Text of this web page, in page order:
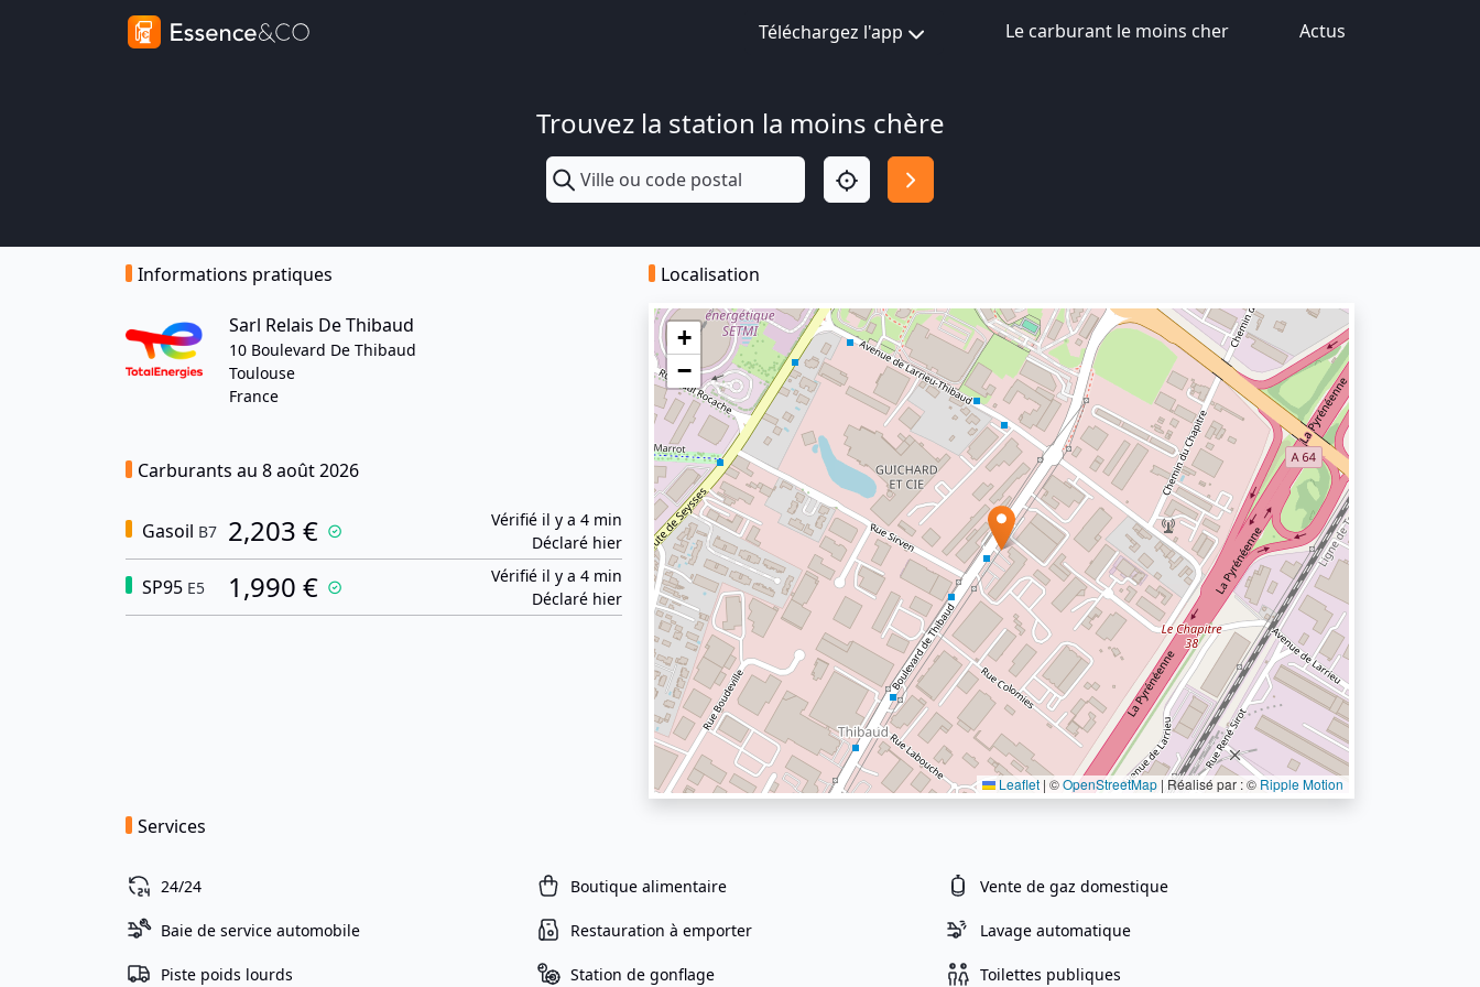
Téléchargez l'app Le carburant le moins cher Actus
Trouvez la station la moins chère
Informations pratiques
Sarl Relais De Thibaud
10 Boulevard De Thibaud
Toulouse
France
Carburants au 8 août 2026
Gasoil B7 2,203 €
Vérifié il y a 4 min
Déclaré hier
SP95 E5 1,990 €
Vérifié il y a 4 min
Déclaré hier
Localisation
+
−
Leaflet | ©OpenStreetMap | Réalisé par : © Ripple Motion
Services
24/24 Boutique alimentaire Vente de gaz domestique
Baie de service automobile Restauration à emporter Lavage automatique
Piste poids lourds Station de gonflage Toilettes publiques